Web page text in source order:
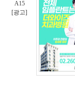
A15
[광고]